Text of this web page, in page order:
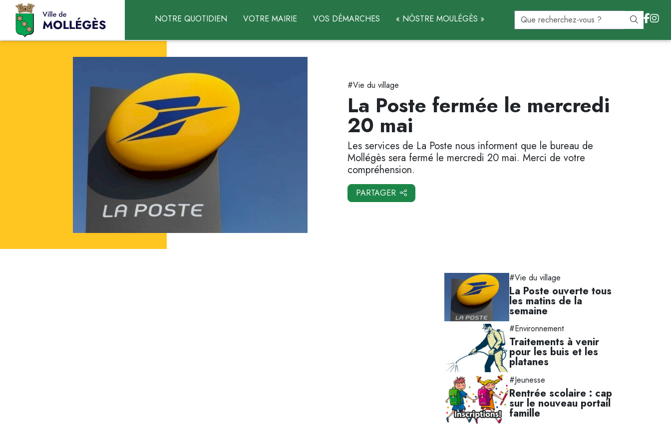
Accéder au contenu
NOTRE QUOTIDIEN
VOTRE MAIRIE VOS DÉMARCHES « NÒSTRE MOULÉGÈS »
#Vie du village
La Poste fermée le mercredi
20 mai
Les services de La Poste nous informent que le bureau de
Mollégès sera fermé le mercredi 20 mai. Merci de votre
compréhension.
PARTAGER
#Vie du village
La Poste ouverte tous
les matins de la
semaine
#Environnement
Traitements à venir
pour les buis et les
platanes
#Jeunesse
Rentrée scolaire : cap
sur le nouveau portail
famille